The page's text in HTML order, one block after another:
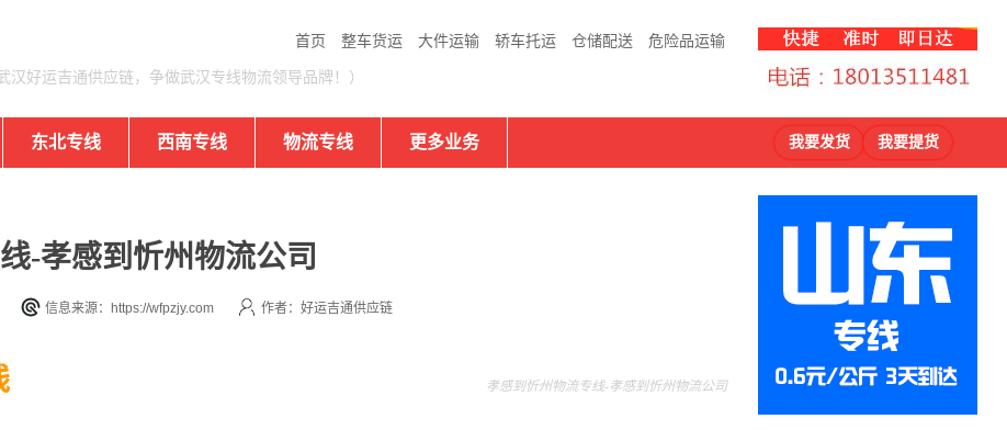
首页 整车货运 大件运输 轿车托运 仓储配送 危险品运输
武汉好运吉通供应链，争做武汉专线物流领导品牌！）
东北专线 西南专线 物流专线 更多业务 我要发货 我要提货
-孝感到忻州物流公司
信息来源：https://wfpzjy.com 作者：好运吉通供应链
孝感到忻州物流专线-孝感到忻州物流公司